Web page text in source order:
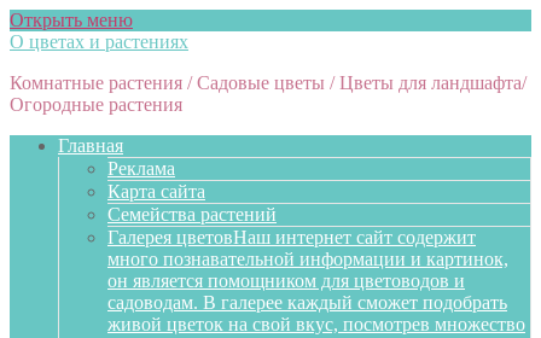
Открыть меню
О цветах и растениях
Комнатные растения / Садовые цветы / Цветы для ландшафта/
Огородные растения
Главная
Реклама
Карта сайта
Семейства растений
Галерея цветовНаш интернет сайт содержит
много познавательной информации и картинок,
он является помощником для цветоводов и
садоводам. В галерее каждый сможет подобрать
живой цветок на свой вкус, посмотрев множество